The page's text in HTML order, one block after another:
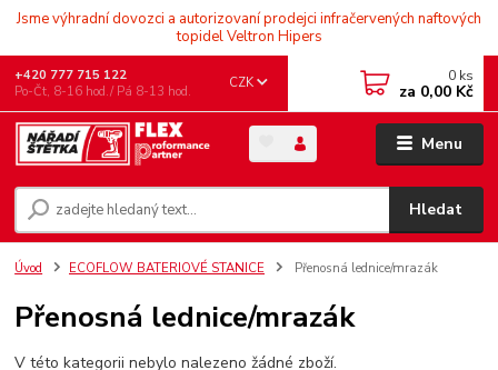
Jsme výhradní dovozci a autorizovaní prodejci infračervených naftových
topidel Veltron Hipers
Menu
CZK
Hledat
+420 777 715 122
Po-Čt, 8-16 hod./ Pá 8-13 hod.
0 ks
za 0,00 Kč
Úvod ECOFLOW BATERIOVÉ STANICE Přenosná lednice/mrazák
Přenosná lednice/mrazák
V této kategorii nebylo nalezeno žádné zboží.